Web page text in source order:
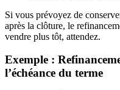
Si vous prévoyez de
après la clôture, le
vendre plus tôt, attendez.
Exemple :
l’échéance du terme